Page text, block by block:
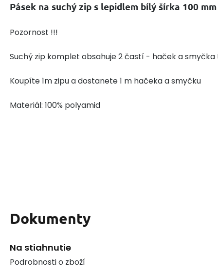
Pásek na suchý zip s lepidlem bílý šírka 100 mm
Pozornost !!!
Suchý zip komplet obsahuje 2 častí - haček a smyčka
Koupíte 1m zipu a dostanete 1 m hačeka a smyčku
Materiál: 100% polyamid
Dokumenty
Na stiahnutie
Podrobnosti o zboží